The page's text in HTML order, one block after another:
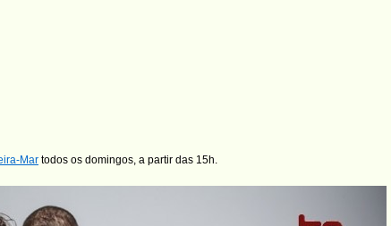
Mar todos os domingos, a partir das 15h.